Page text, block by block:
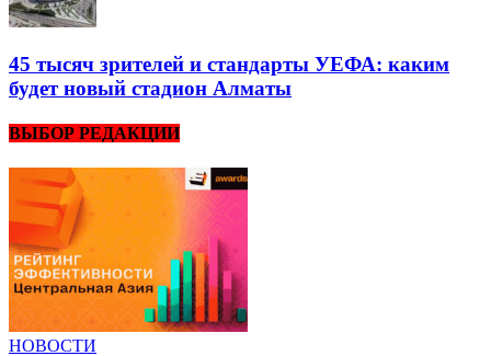
45 тысяч зрителей и стандарты УЕФА: каким
будет новый стадион Алматы
ВЫБОР РЕДАКЦИИ
НОВОСТИ